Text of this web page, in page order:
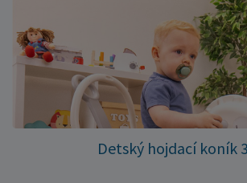
Detský hojdací koník